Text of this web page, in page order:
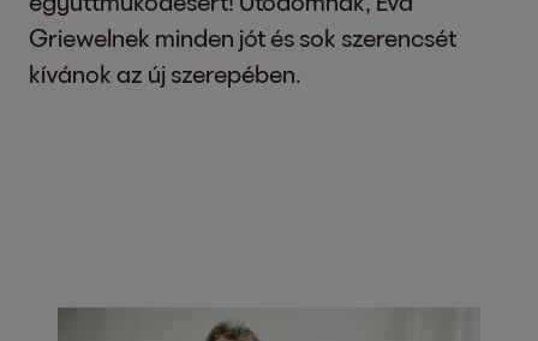
Griewelnek minden jót és sok szerencsét
kívánok az új szerepében.